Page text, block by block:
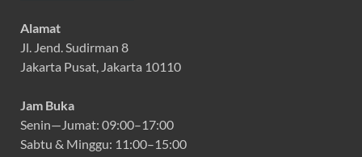
Alamat
Jl. Jend. Sudirman 8
Jakarta Pusat, Jakarta 10110
Jam Buka
Senin—Jumat: 09:00–17:00
Sabtu & Minggu: 11:00–15:00